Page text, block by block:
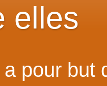
elles
pour but